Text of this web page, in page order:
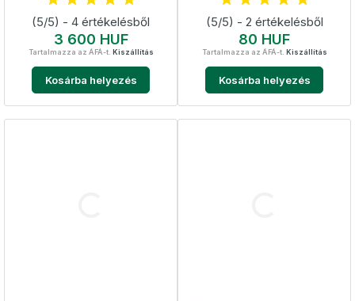
(5/5) - 4 értékelésből
Ár
3 600 HUF
Tartalmazza az ÁFÁ-t. Kiszállítás
Kosárba helyezés
(5/5) - 2 értékelésből
Ár
80 HUF
Tartalmazza az ÁFÁ-t. Kiszállítás
Kosárba helyezés